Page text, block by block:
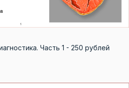
Часть 1 - 250 рублей